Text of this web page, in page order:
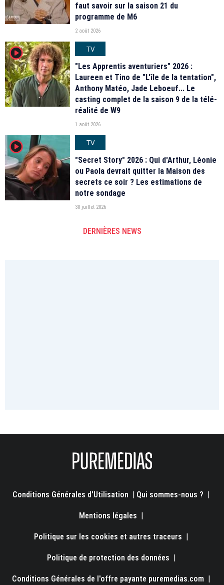
faut savoir sur la saison 21 du
programme de M6
2 août 2026
player2
TV
"Les Apprentis aventuriers" 2026 :
Laureen et Tino de "L'île de la tentation",
Anthony Matéo, Jade Leboeuf... Le
casting complet de la saison 9 de la télé-
réalité de W9
1 août 2026
player2
TV
"Secret Story" 2026 : Qui d'Arthur, Léonie
ou Paola devrait quitter la Maison des
secrets ce soir ? Les estimations de
notre sondage
30 juillet 2026
DERNIÈRES NEWS
Conditions Générales d'Utilisation | Qui sommes-nous ? |
Mentions légales |
Politique sur les cookies et autres traceurs |
Politique de protection des données |
Conditions Générales de l'offre payante puremedias.com |